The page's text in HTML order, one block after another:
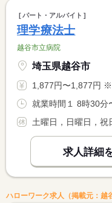
パート・アルバイト
理学療法士
越谷市立病院
埼玉県越谷市
1,877円〜1,877円 ※フルタイム求人の場
就業時間１ 8時30分
土曜日，日曜日，祝
求人詳細
ハローワーク求人（掲載元：越